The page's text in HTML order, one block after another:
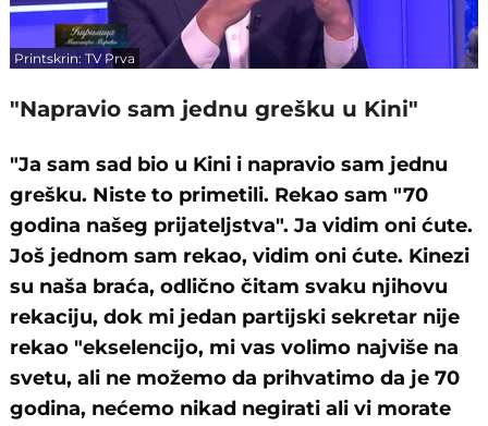
Printskrin: TV Prva
"Napravio sam jednu grešku u Kini"
"Ja sam sad bio u Kini i napravio sam jednu
grešku. Niste to primetili. Rekao sam "70
godina našeg prijateljstva". Ja vidim oni ćute.
Još jednom sam rekao, vidim oni ćute. Kinezi
su naša braća, odlično čitam svaku njihovu
rekaciju, dok mi jedan partijski sekretar nije
rekao "ekselencijo, mi vas volimo najviše na
svetu, ali ne možemo da prihvatimo da je 70
godina, nećemo nikad negirati ali vi morate